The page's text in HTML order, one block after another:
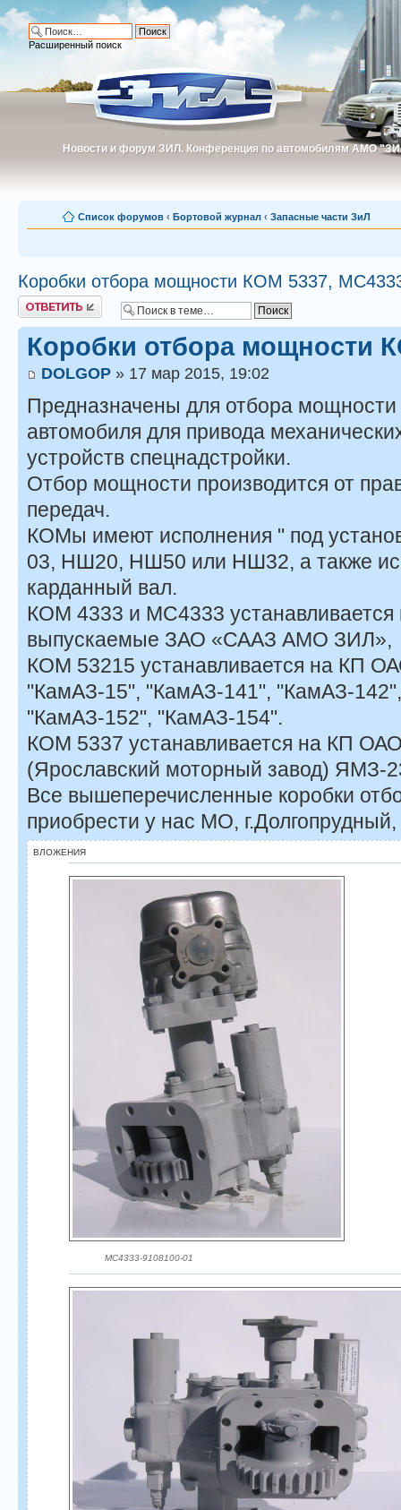
Новости и форум ЗИЛ. Конференция по автомобилям АМО
Новости и форум ЗИЛ. Конференция по автомобилям АМО
Расширенный поиск
Список форумов ‹ Бортовой журнал ‹ Запасные части ЗиЛ
Коробки отбора мощности КОМ 5337,
Ответить
Коробки отбора мощности
DOLGOP » 17 мар 2015, 19:02
Предназначены для отбора мощности
автомобиля для привода
устройств спецнадстройки.
Отбор мощности производится от
передач.
КОМы имеют исполнения " под
03, НШ20, НШ50 или НШ32, а также
карданный вал.
КОМ 4333 и МС4333 устанавливается
выпускаемые ЗАО «СААЗ АМО ЗИЛ»,
КОМ 53215 устанавливается на КП
"КамАЗ-15", "КамАЗ-141", "КамАЗ-
"КамАЗ-152", "КамАЗ-154".
КОМ 5337 устанавливается на КП
(Ярославский моторный завод) ЯМЗ-
Все вышеперечисленные коробки
приобрести у нас МО,
ВЛОЖЕНИЯ
МС4333-9108100-01